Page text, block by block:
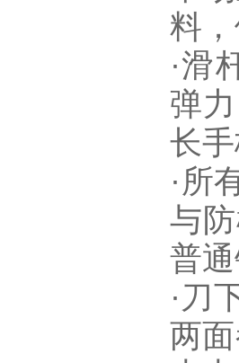
料
·滑
弹
长
·所
与
普
·刀
两